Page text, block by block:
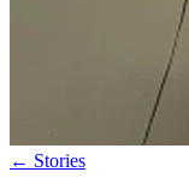
← Stories